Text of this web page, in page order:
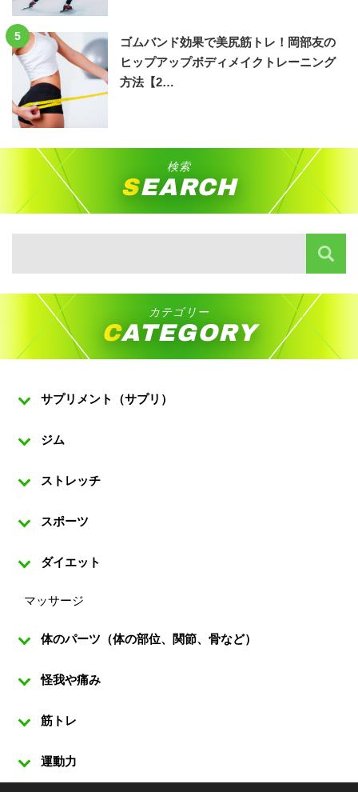
5
ゴムバンド効果で美尻筋トレ！岡部友の
ヒップアップボディメイクトレーニング
方法【2…
検索
SEARCH
カテゴリー
CATEGORY
サプリメント（サプリ）
ジム
ストレッチ
スポーツ
ダイエット
マッサージ
体のパーツ（体の部位、関節、骨など）
怪我や痛み
筋トレ
運動力